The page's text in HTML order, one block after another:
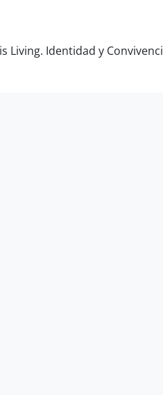
Living. Identidad y